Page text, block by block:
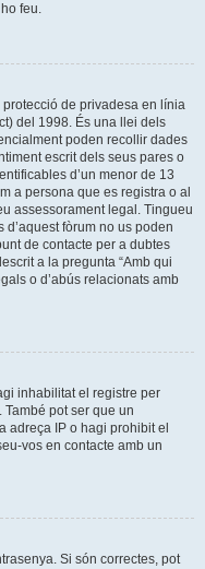
feu.
de privadesa en línia
del 1998. És una llei dels
poden recollir dades
escrit dels seus pares o
d’un menor de 13
a persona que es registra o al
assessorament legal. Tingueu
fòrum no us poden
de contacte per a dubtes
a la pregunta “Amb qui
o d’abús relacionats amb
inhabilitat el registre per
pot ser que un
adreça IP o hagi prohibit el
vos en contacte amb un
Si són correctes, pot